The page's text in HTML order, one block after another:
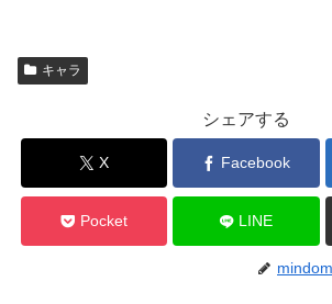
キャラ
シェアする
X Facebook
Pocket LINE